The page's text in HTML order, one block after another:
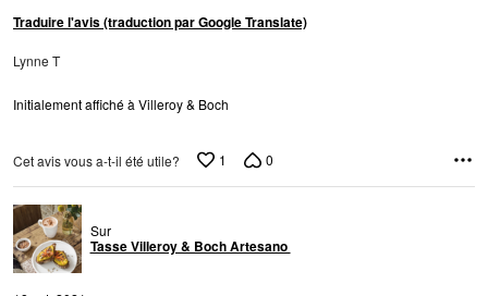
Traduire l'avis (traduction par Google Translate)
Lynne T
Initialement affiché à Villeroy & Boch
Cet avis vous a-t-il été utile? 1 0
Sur
Tasse Villeroy & Boch Artesano